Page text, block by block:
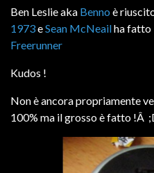
Ben Leslie aka Benno è
1973eSean McNeailha fatto
Freerunner
Kudos !
Non è ancora propriamente
100% ma il grosso è fatto !Â